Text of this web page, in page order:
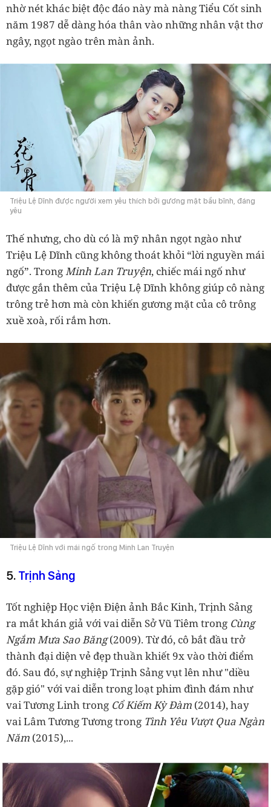
nhờ nét khác biệt độc đáo này mà nàng Tiểu Cốt sinh
năm 1987 dễ dàng hóa thân vào những nhân vật thơ
ngây, ngọt ngào trên màn ảnh.
Triệu Lệ Dĩnh được người xem yêu thích bởi gương mặt bầu bĩnh, đáng
yêu
Thế nhưng, cho dù có là mỹ nhân ngọt ngào như
Triệu Lệ Dĩnh cũng không thoát khỏi “lời nguyền mái
ngố”. TrongMinh Lan Truyện, chiếc mái ngố như
được gắn thêm của Triệu Lệ Dĩnh không giúp cô nàng
trông trẻ hơn mà còn khiến gương mặt của cô trông
xuề xoà, rối rắm hơn.
Triệu Lệ Dĩnh với mái ngố trong Minh Lan Truyện
5. Trịnh Sảng
Tốt nghiệp Học viện Điện ảnh Bắc Kinh, Trịnh Sảng
ra mắt khán giả với vai diễn Sở Vũ Tiêm trong Cùng
Ngắm Mưa Sao Băng(2009). Từ đó, cô bắt đầu trở
thành đại diện vẻ đẹp thuần khiết 9x vào thời điểm
đó. Sau đó, sự nghiệp Trịnh Sảng vụt lên như "diều
gặp gió" với vai diễn trong loạt phim đình đám như
vai Tương Linh trong Cổ Kiếm Kỳ Đàm (2014), hay
vai Lâm Tương Tương trong Tình Yêu Vượt Qua Ngàn
Năm (2015),...